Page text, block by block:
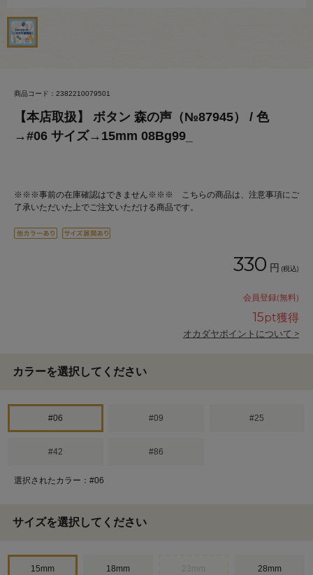
商品コード：2382210079501
【本店取扱】 ボタン 森の声（№87945） / 色
→#06 サイズ→15mm 08Bg99_
※※※事前の在庫確認はできません※※※ こちらの商品は、注意事項にご
了承いただいた上でご注文いただける商品です。
330 円 (税込)
会員登録(無料)
15pt獲得
オカダヤポイントについて >
カラーを選択してください
#06 #09 #25
#42 #86
選択されたカラー：#06
サイズを選択してください
15mm 18mm 28mm